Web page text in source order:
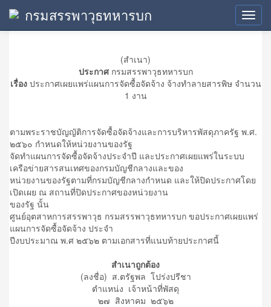
กรมสรรพาวุธทหารบก
ประกาศเผยแพร่แผน
(สำเนา)
ประกาศกรมสรรพาวุธทหารบก
เรื่องประกาศเผยแพร่แผนการจัดซื้อจัดจ้าง จ้างทำลายสารพิษ จำนวน
1 งาน
ตามพระราชบัญญัติการจัดซื้อจัดจ้างและการบริหารพัสดุภาครัฐ พ.ศ.
๒๕๖๐ กำหนดให้หน่วยงานของรัฐ
จัดทำแผนการจัดซื้อจัดจ้างประจำปี และประกาศเผยแพร่ในระบบ
เครือข่ายสารสนเทศของกรมบัญชีกลางและของ
หน่วยงานของรัฐตามที่กรมบัญชีกลางกำหนด และให้ปิดประกาศโดย
เปิดเผย ณ สถานที่ปิดประกาศของหน่วยงาน
ของรัฐ นั้น
ศูนย์อุตสาหการสรรพาวุธ กรมสรรพาวุธทหารบก ขอประกาศเผยแพร่
แผนการจัดซื้อจัดจ้าง ประจำ
ปีงบประมาณ พ.ศ ๒๕๖๒ ตามเอกสารที่แนบท้ายประกาศนี้
สำเนาถูกต้อง
(ลงชื่อ) ส.ตรัฐพล โปร่งปรีชา
ตำแหน่ง เจ้าหน้าที่พัสดุ
๒๗ สิงหาคม ๒๕๖๒